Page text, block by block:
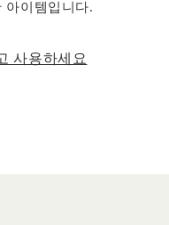
아이템입니다.
사용하세요